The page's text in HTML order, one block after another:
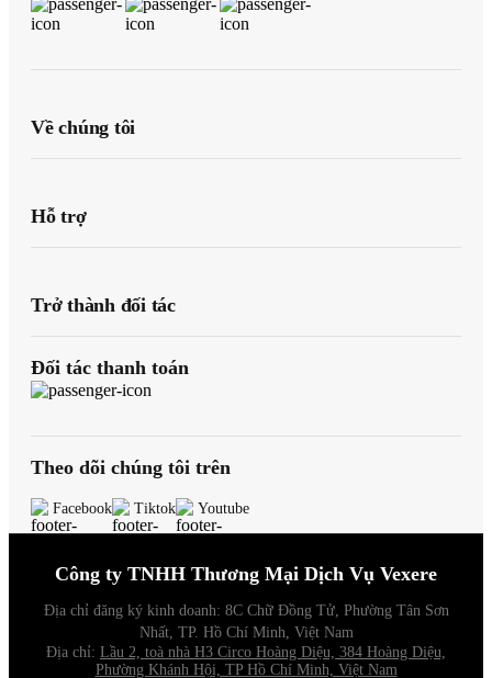
Về chúng tôi
Hỗ trợ
Trở thành đối tác
Đối tác thanh toán
Theo dõi chúng tôi trên
Facebook Tiktok Youtube
Công ty TNHH Thương Mại Dịch Vụ Vexere
Địa chỉ đăng ký kinh doanh: 8C Chữ Đồng Tử, Phường Tân Sơn
Nhất, TP. Hồ Chí Minh, Việt Nam
Địa chỉ: Lầu 2, toà nhà H3 Circo Hoàng Diệu, 384 Hoàng Diệu,
Phường Khánh Hội, TP Hồ Chí Minh, Việt Nam